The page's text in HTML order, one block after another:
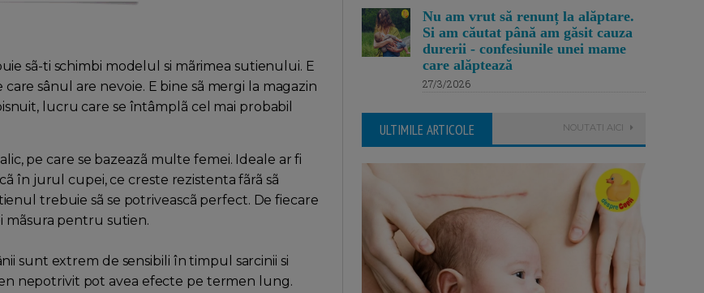
sã-ti schimbi modelul si mãrimea sutienului. E
sânul are nevoie. E bine sã mergi la magazin
lucru care se întâmplã cel mai probabil
pe care se bazeazã multe femei. Ideale ar fi
în jurul cupei, ce creste rezistenta fãrã sã
trebuie sã se potriveascã perfect. De fiecare
mãsura pentru sutien.
sunt extrem de sensibili în timpul sarcinii si
nepotrivit pot avea efecte pe termen lung.
Nu am vrut să renunț la alăptare.
Si am căutat până am găsit cauza
durerii - confesiunile unei mame
care alăptează
27/3/2026
ULTIMILE ARTICOLE NOUTATI AICI